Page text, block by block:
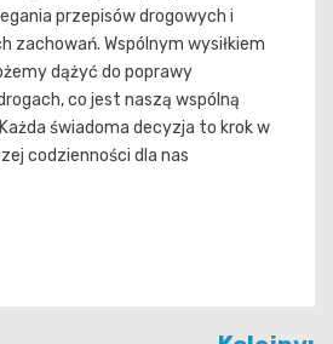
przepisów drogowych i
zachowań. Wspólnym wysiłkiem
dążyć do poprawy
co jest naszą wspólną
świadoma decyzja to krok w
codzienności dla nas